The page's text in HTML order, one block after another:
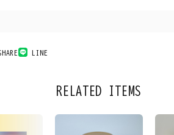
LINE
RELATED ITEMS